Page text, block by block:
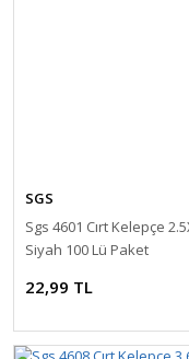
SGS
Sgs 4601 Cırt Kelepçe
Siyah 100 Lü Paket
22,99 TL